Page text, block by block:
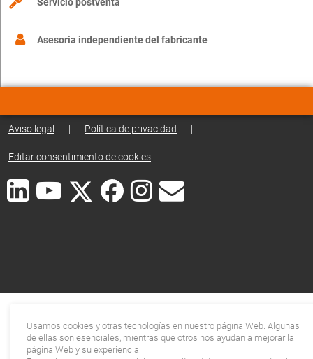
Asesoria independiente del fabricante
Aviso legal | Política de privacidad |
Editar consentimiento de cookies
Usamos cookies y otras tecnologías en nuestro página Web. Algunas
de ellas son esenciales, mientras que otros nos ayudan a mejorar la
página Web y su experiencia.